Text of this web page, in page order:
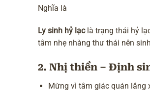
Nghĩa là
Ly sinh hỷ lạclà trạng thái hỷ
tâm nhẹ nhàng thư thái nên
2. Nhị thiền – Định
Mừng vì tâm giác quán lắng